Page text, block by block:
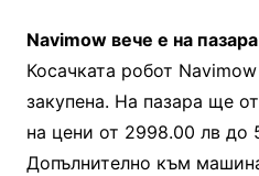
Navimow вече е на
Косачката робот
закупена. На пазара ще
на цени от 2998.00 лв до
Допълнително към